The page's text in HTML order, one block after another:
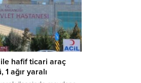
yapılan açıklamaya
ile hafif ticari araç
1 ağır yaralı